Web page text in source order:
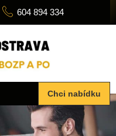
604 894 334
Chci nabídku